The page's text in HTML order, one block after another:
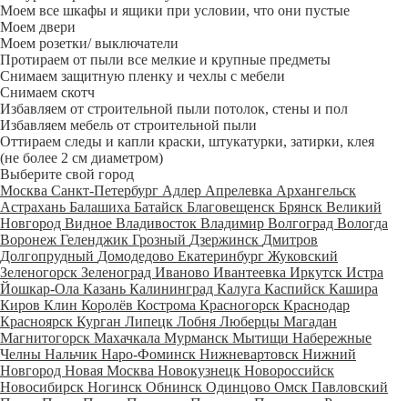
Моем все шкафы и ящики при условии, что они пустые
Моем двери
Моем розетки/ выключатели
Протираем от пыли все мелкие и крупные предметы
Снимаем защитную пленку и чехлы с мебели
Снимаем скотч
Избавляем от строительной пыли потолок, стены и пол
Избавляем мебель от строительной пыли
Оттираем следы и капли краски, штукатурки, затирки, клея
(не более 2 см диаметром)
Выберите свой город
Москва Санкт-Петербург Адлер Апрелевка Архангельск
Астрахань Балашиха Батайск Благовещенск Брянск Великий
Новгород Видное Владивосток Владимир Волгоград Вологда
Воронеж Геленджик Грозный Дзержинск Дмитров
Долгопрудный Домодедово Екатеринбург Жуковский
Зеленогорск Зеленоград Иваново Ивантеевка Иркутск Истра
Йошкар-Ола Казань Калининград Калуга Каспийск Кашира
Киров Клин Королёв Кострома Красногорск Краснодар
Красноярск Курган Липецк Лобня Люберцы Магадан
Магнитогорск Махачкала Мурманск Мытищи Набережные
Челны Нальчик Наро-Фоминск Нижневартовск Нижний
Новгород Новая Москва Новокузнецк Новороссийск
Новосибирск Ногинск Обнинск Одинцово Омск Павловский